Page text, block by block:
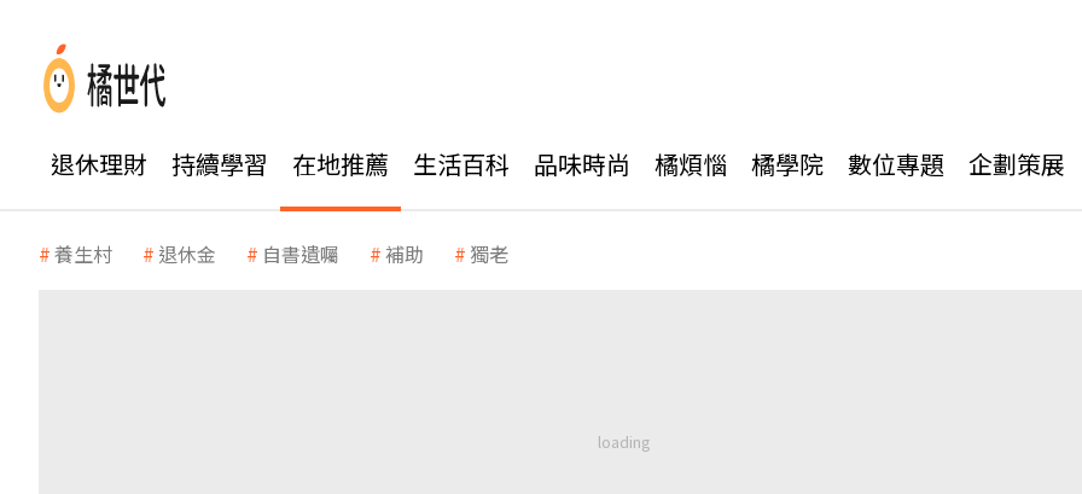
退休理財 持續學習 在地推薦 生活百科 品味時尚 橘煩惱 橘學院 數位專題 企劃策展
養生村 退休金 自書遺囑 補助 獨老